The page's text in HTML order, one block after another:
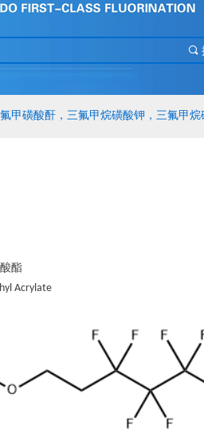
끠
甲磺酸酐，三氟甲烷磺酸钾，三氟甲
酯
Acrylate